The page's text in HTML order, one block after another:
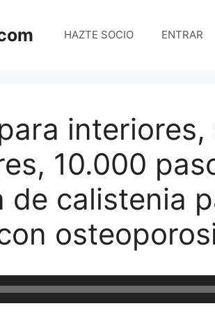
HAZTE SOCIO ENTRAR
10.000
de calistenia